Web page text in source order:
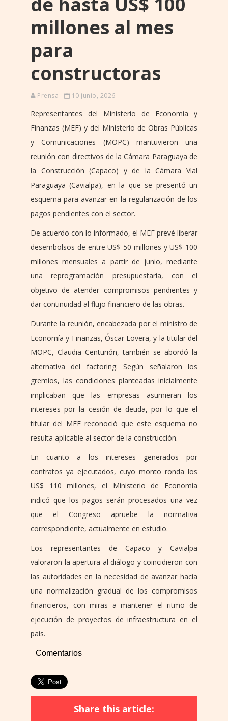
millones al mes
para
constructoras
Prensa 10 junio, 2026
Representantes del Ministerio de Economía y
Finanzas (MEF) y del Ministerio de Obras Públicas
y Comunicaciones (MOPC) mantuvieron una
reunión con directivos de la Cámara Paraguaya de
la Construcción (Capaco) y de la Cámara Vial
Paraguaya (Cavialpa), en la que se presentó un
esquema para avanzar en la regularización de los
pagos pendientes con el sector.
De acuerdo con lo informado, el MEF prevé liberar
desembolsos de entre US$ 50 millones y US$ 100
millones mensuales a partir de junio, mediante
una reprogramación presupuestaria, con el
objetivo de atender compromisos pendientes y
dar continuidad al flujo financiero de las obras.
Durante la reunión, encabezada por el ministro de
Economía y Finanzas, Óscar Lovera, y la titular del
MOPC, Claudia Centurión, también se abordó la
alternativa del factoring. Según señalaron los
gremios, las condiciones planteadas inicialmente
implicaban que las empresas asumieran los
intereses por la cesión de deuda, por lo que el
titular del MEF reconoció que este esquema no
resulta aplicable al sector de la construcción.
En cuanto a los intereses generados por
contratos ya ejecutados, cuyo monto ronda los
US$ 110 millones, el Ministerio de Economía
indicó que los pagos serán procesados una vez
que el Congreso apruebe la normativa
correspondiente, actualmente en estudio.
Los representantes de Capaco y Cavialpa
valoraron la apertura al diálogo y coincidieron con
las autoridades en la necesidad de avanzar hacia
una normalización gradual de los compromisos
financieros, con miras a mantener el ritmo de
ejecución de proyectos de infraestructura en el
país.
Comentarios
Share this article: